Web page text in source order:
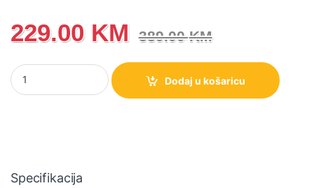
229.00 KM 389.00KM
Kuhinjski robot Gorenje MMC800CW količina
Dodaj u košaricu
Specifikacija